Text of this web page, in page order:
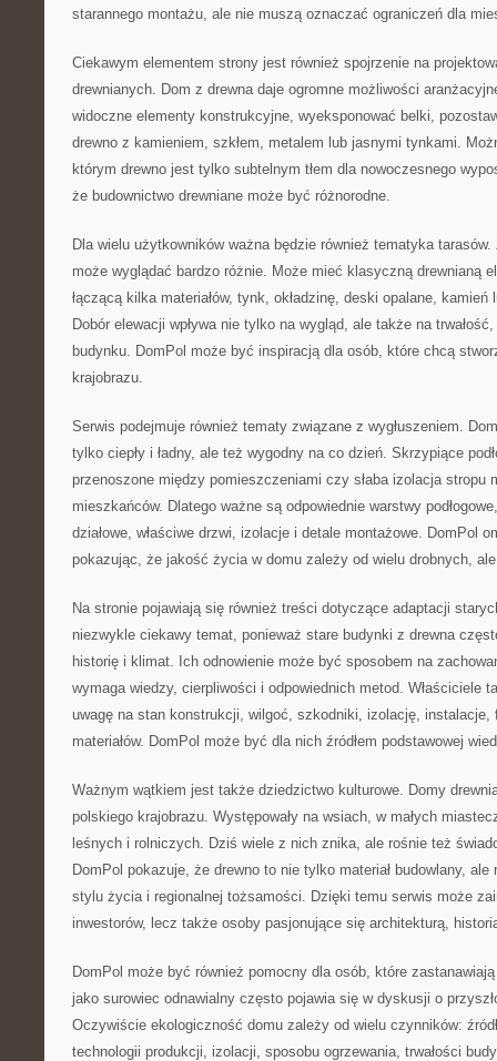
starannego montażu, ale nie muszą oznaczać ograniczeń dla
Ciekawym elementem strony jest również spojrzenie na
drewnianych. Dom z drewna daje ogromne możliwości
widoczne elementy konstrukcyjne, wyeksponować belki,
drewno z kamieniem, szkłem, metalem lub jasnymi tynkami.
którym drewno jest tylko subtelnym tłem dla nowoczesnego
że budownictwo drewniane może być różnorodne.
Dla wielu użytkowników ważna będzie również tematyka
może wyglądać bardzo różnie. Może mieć klasyczną drewnianą
łączącą kilka materiałów, tynk, okładzinę, deski opalane,
Dobór elewacji wpływa nie tylko na wygląd, ale także na
budynku. DomPol może być inspiracją dla osób, które chcą
krajobrazu.
Serwis podejmuje również tematy związane z wygłuszeniem.
tylko ciepły i ładny, ale też wygodny na co dzień. Skrzypiące
przenoszone między pomieszczeniami czy słaba izolacja stropu
mieszkańców. Dlatego ważne są odpowiednie warstwy
działowe, właściwe drzwi, izolacje i detale montażowe. DomPol
pokazując, że jakość życia w domu zależy od wielu drobnych,
Na stronie pojawiają się również treści dotyczące adaptacji
niezwykle ciekawy temat, ponieważ stare budynki z drewna
historię i klimat. Ich odnowienie może być sposobem na
wymaga wiedzy, cierpliwości i odpowiednich metod. Właściciele
uwagę na stan konstrukcji, wilgoć, szkodniki, izolację,
materiałów. DomPol może być dla nich źródłem podstawowej
Ważnym wątkiem jest także dziedzictwo kulturowe. Domy
polskiego krajobrazu. Występowały na wsiach, w małych
leśnych i rolniczych. Dziś wiele z nich znika, ale rośnie też
DomPol pokazuje, że drewno to nie tylko materiał budowlany,
stylu życia i regionalnej tożsamości. Dzięki temu serwis może
inwestorów, lecz także osoby pasjonujące się architekturą,
DomPol może być również pomocny dla osób, które
jako surowiec odnawialny często pojawia się w dyskusji o
Oczywiście ekologiczność domu zależy od wielu czynników:
technologii produkcji, izolacji, sposobu ogrzewania, trwałości